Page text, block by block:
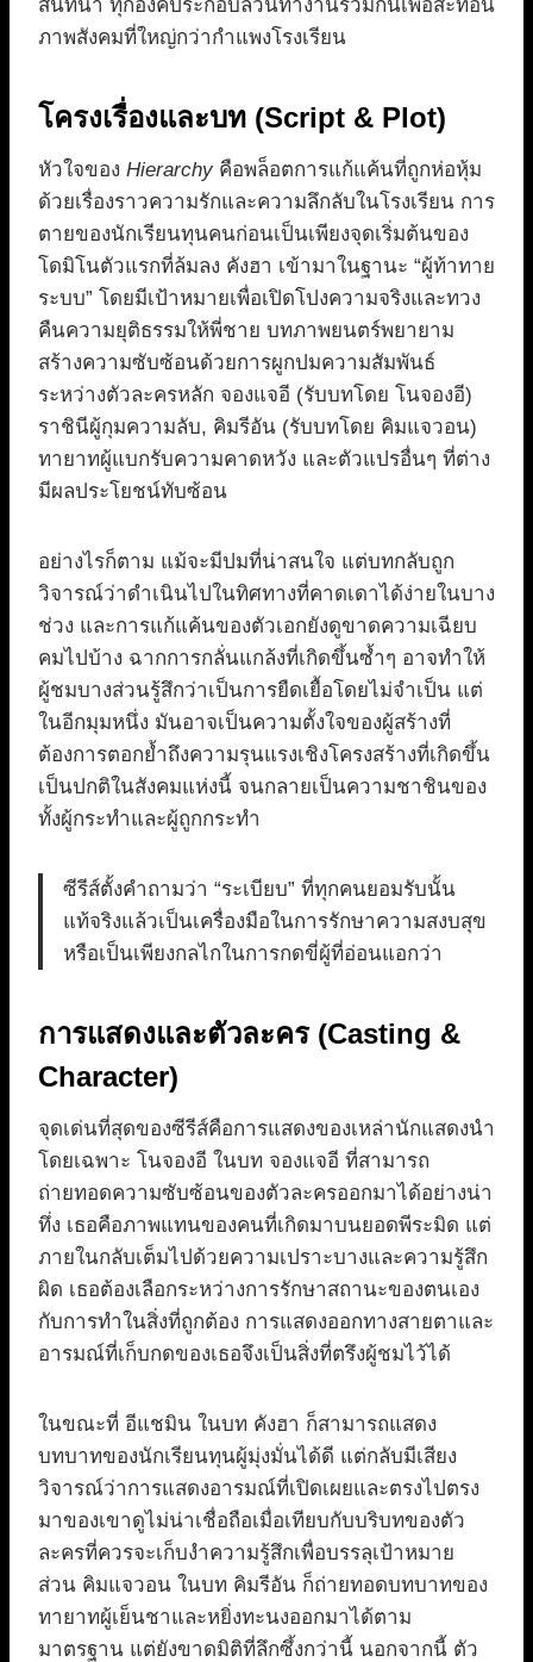
สนทนา ทุกองค์ประกอบล้วนทำงานร่วมกันเพื่อสะท้อน
ภาพสังคมที่ใหญ่กว่ากำแพงโรงเรียน
โครงเรื่องและบท (Script & Plot)
หัวใจของ Hierarchy คือพล็อตการแก้แค้นที่ถูกห่อหุ้ม
ด้วยเรื่องราวความรักและความลึกลับในโรงเรียน การ
ตายของนักเรียนทุนคนก่อนเป็นเพียงจุดเริ่มต้นของ
โดมิโนตัวแรกที่ล้มลง คังฮา เข้ามาในฐานะ “ผู้ท้าทาย
ระบบ” โดยมีเป้าหมายเพื่อเปิดโปงความจริงและทวง
คืนความยุติธรรมให้พี่ชาย บทภาพยนตร์พยายาม
สร้างความซับซ้อนด้วยการผูกปมความสัมพันธ์
ระหว่างตัวละครหลัก จองแจอี (รับบทโดย โนจองอี)
ราชินีผู้กุมความลับ, คิมรีอัน (รับบทโดย คิมแจวอน)
ทายาทผู้แบกรับความคาดหวัง และตัวแปรอื่นๆ ที่ต่าง
มีผลประโยชน์ทับซ้อน
อย่างไรก็ตาม แม้จะมีปมที่น่าสนใจ แต่บทกลับถูก
วิจารณ์ว่าดำเนินไปในทิศทางที่คาดเดาได้ง่ายในบาง
ช่วง และการแก้แค้นของตัวเอกยังดูขาดความเฉียบ
คมไปบ้าง ฉากการกลั่นแกล้งที่เกิดขึ้นซ้ำๆ อาจทำให้
ผู้ชมบางส่วนรู้สึกว่าเป็นการยืดเยื้อโดยไม่จำเป็น แต่
ในอีกมุมหนึ่ง มันอาจเป็นความตั้งใจของผู้สร้างที่
ต้องการตอกย้ำถึงความรุนแรงเชิงโครงสร้างที่เกิดขึ้น
เป็นปกติในสังคมแห่งนี้ จนกลายเป็นความชาชินของ
ทั้งผู้กระทำและผู้ถูกกระทำ
ซีรีส์ตั้งคำถามว่า “ระเบียบ” ที่ทุกคนยอมรับนั้น
แท้จริงแล้วเป็นเครื่องมือในการรักษาความสงบสุข
หรือเป็นเพียงกลไกในการกดขี่ผู้ที่อ่อนแอกว่า
การแสดงและตัวละคร (Casting &
Character)
จุดเด่นที่สุดของซีรีส์คือการแสดงของเหล่านักแสดงนำ
โดยเฉพาะ โนจองอี ในบท จองแจอี ที่สามารถ
ถ่ายทอดความซับซ้อนของตัวละครออกมาได้อย่างน่า
ทึ่ง เธอคือภาพแทนของคนที่เกิดมาบนยอดพีระมิด แต่
ภายในกลับเต็มไปด้วยความเปราะบางและความรู้สึก
ผิด เธอต้องเลือกระหว่างการรักษาสถานะของตนเอง
กับการทำในสิ่งที่ถูกต้อง การแสดงออกทางสายตาและ
อารมณ์ที่เก็บกดของเธอจึงเป็นสิ่งที่ตรึงผู้ชมไว้ได้
ในขณะที่ อีแชมิน ในบท คังฮา ก็สามารถแสดง
บทบาทของนักเรียนทุนผู้มุ่งมั่นได้ดี แต่กลับมีเสียง
วิจารณ์ว่าการแสดงอารมณ์ที่เปิดเผยและตรงไปตรง
มาของเขาดูไม่น่าเชื่อถือเมื่อเทียบกับบริบทของตัว
ละครที่ควรจะเก็บงำความรู้สึกเพื่อบรรลุเป้าหมาย
ส่วน คิมแจวอน ในบท คิมรีอัน ก็ถ่ายทอดบทบาทของ
ทายาทผู้เย็นชาและหยิ่งทะนงออกมาได้ตาม
มาตรฐาน แต่ยังขาดมิติที่ลึกซึ้งกว่านี้ นอกจากนี้ ตัว